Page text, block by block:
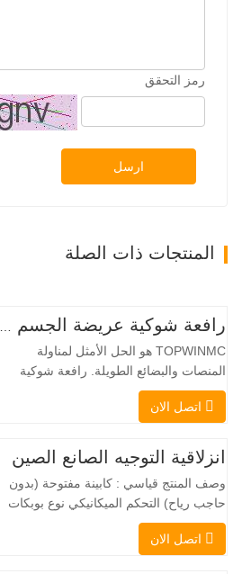
رمز التحقق
ارسل
المنتجات ذات الصلة
رافعة شوكية عريضة الجسم متعددة الاتجاهات 3.5-5.0 طن
TOPWINMC هو الحل الأمثل لمناولة
المنصات والبضائع الطويلة. رافعة شوكية
ثنائية الاستخدام، تجمع بين مزايا الرافعة
الشوكية والرافعة الجانبية. محركها الكهربائي
بزاوية 360 درجة، يُمكّنان من تغيير الاتجاه
بسلاسة دون انقطاع في تدفق الحمولة، مما
يجعل TOPWINMC…
اتصل الان
انزلاقية التوجيه الصانع الصين
وصف المنتج قياسي : كابينة مفتوحة (بدون
حاجب رياح) التحكم الميكانيكي نوع بوبكات
عقبة ومقرنة سريعة ||| مضخة هيدروليكية
Danfoss الأمريكية محرك إيتون الأمريكي
اتصل الان